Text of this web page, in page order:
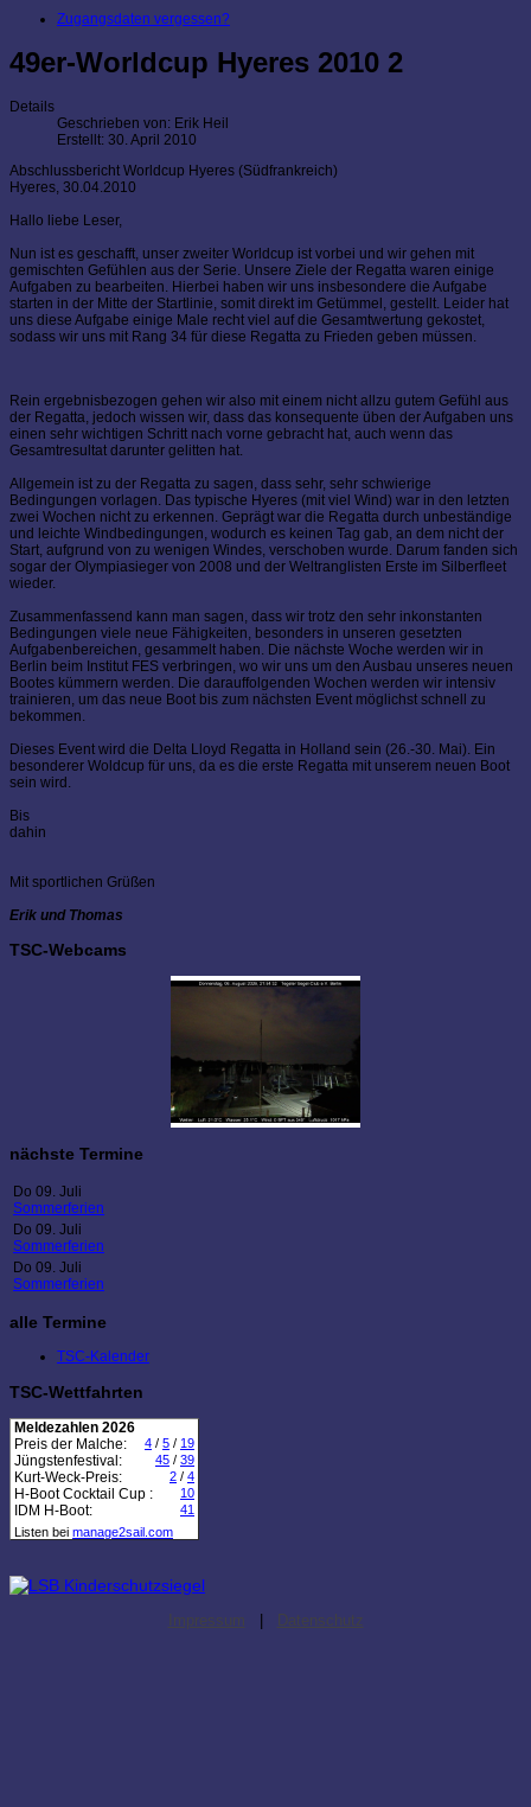
Zugangsdaten vergessen?
49er-Worldcup Hyeres 2010 2
Details
Geschrieben von: Erik Heil
Erstellt: 30. April 2010
Abschlussbericht Worldcup Hyeres (Südfrankreich)
Hyeres, 30.04.2010
Hallo liebe Leser,
Nun ist es geschafft, unser zweiter Worldcup ist vorbei und wir gehen mit
gemischten Gefühlen aus der Serie. Unsere Ziele der Regatta waren einige
Aufgaben zu bearbeiten. Hierbei haben wir uns insbesondere die Aufgabe
starten in der Mitte der Startlinie, somit direkt im Getümmel, gestellt. Leider hat
uns diese Aufgabe einige Male recht viel auf die Gesamtwertung gekostet,
sodass wir uns mit Rang 34 für diese Regatta zu Frieden geben müssen.
Rein ergebnisbezogen gehen wir also mit einem nicht allzu gutem Gefühl aus
der Regatta, jedoch wissen wir, dass das konsequente üben der Aufgaben uns
einen sehr wichtigen Schritt nach vorne gebracht hat, auch wenn das
Gesamtresultat darunter gelitten hat.
Allgemein ist zu der Regatta zu sagen, dass sehr, sehr schwierige
Bedingungen vorlagen. Das typische Hyeres (mit viel Wind) war in den letzten
zwei Wochen nicht zu erkennen. Geprägt war die Regatta durch unbeständige
und leichte Windbedingungen, wodurch es keinen Tag gab, an dem nicht der
Start, aufgrund von zu wenigen Windes, verschoben wurde. Darum fanden sich
sogar der Olympiasieger von 2008 und der Weltranglisten Erste im Silberfleet
wieder.
Zusammenfassend kann man sagen, dass wir trotz den sehr inkonstanten
Bedingungen viele neue Fähigkeiten, besonders in unseren gesetzten
Aufgabenbereichen, gesammelt haben. Die nächste Woche werden wir in
Berlin beim Institut FES verbringen, wo wir uns um den Ausbau unseres neuen
Bootes kümmern werden. Die darauffolgenden Wochen werden wir intensiv
trainieren, um das neue Boot bis zum nächsten Event möglichst schnell zu
bekommen.
Dieses Event wird die Delta Lloyd Regatta in Holland sein (26.-30. Mai). Ein
besonderer Woldcup für uns, da es die erste Regatta mit unserem neuen Boot
sein wird.
Bis
Mit sportlichen Grüßen
Erik und Thomas
TSC-Webcams
nächste Termine
Do 09. Juli
Sommerferien
Do 09. Juli
Sommerferien
Do 09. Juli
Sommerferien
alle Termine
TSC-Kalender
TSC-Wettfahrten
Meldezahlen 2026
Preis der Malche:
4 / 5 / 19
Jüngstenfestival: 45 / 39
Kurt-Weck-Preis: 2 / 4
H-Boot Cocktail Cup : 10
IDM H-Boot:
41
Listen bei manage2sail.com
Impressum | Datenschutz